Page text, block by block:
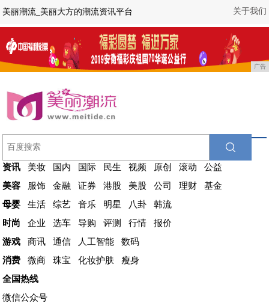
关于我们
美丽潮流_美丽大方的潮流资讯平台
广告
资讯 美妆 国内 国际 民生 视频 原创 滚动
公益
美容
服饰 金融 证券 港股 美股 公司 理财
基金
母婴
生活 综艺 音乐 明星 八卦
韩流
时尚
企业 选车 导购 评测 行情
报价
游戏
商讯 通信 人工智能
数码
消费
微商 珠宝 化妆护肤
瘦身
全国热线
微信公众号